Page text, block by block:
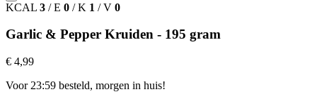
KCAL 3 / E 0 / K 1 / V 0
Garlic & Pepper Kruiden - 195 gram
€ 4,99
Voor 23:59 besteld, morgen in huis!